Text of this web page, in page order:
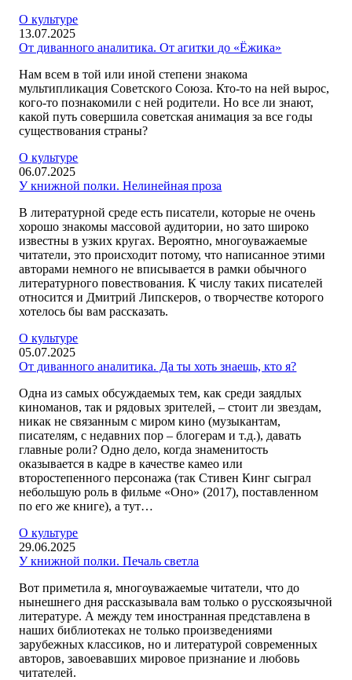
О культуре
13.07.2025
От диванного аналитика. От агитки до «Ёжика»
Нам всем в той или иной степени знакома
мультипликация Советского Союза. Кто-то на ней вырос,
кого-то познакомили с ней родители. Но все ли знают,
какой путь совершила советская анимация за все годы
существования страны?
О культуре
06.07.2025
У книжной полки. Нелинейная проза
В литературной среде есть писатели, которые не очень
хорошо знакомы массовой аудитории, но зато широко
известны в узких кругах. Вероятно, многоуважаемые
читатели, это происходит потому, что написанное этими
авторами немного не вписывается в рамки обычного
литературного повествования. К числу таких писателей
относится и Дмитрий Липскеров, о творчестве которого
хотелось бы вам рассказать.
О культуре
05.07.2025
От диванного аналитика. Да ты хоть знаешь, кто я?
Одна из самых обсуждаемых тем, как среди заядлых
киноманов, так и рядовых зрителей, – стоит ли звездам,
никак не связанным с миром кино (музыкантам,
писателям, с недавних пор – блогерам и т.д.), давать
главные роли? Одно дело, когда знаменитость
оказывается в кадре в качестве камео или
второстепенного персонажа (так Стивен Кинг сыграл
небольшую роль в фильме «Оно» (2017), поставленном
по его же книге), а тут…
О культуре
29.06.2025
У книжной полки. Печаль светла
Вот приметила я, многоуважаемые читатели, что до
нынешнего дня рассказывала вам только о русскоязычной
литературе. А между тем иностранная представлена в
наших библиотеках не только произведениями
зарубежных классиков, но и литературой современных
авторов, завоевавших мировое признание и любовь
читателей.